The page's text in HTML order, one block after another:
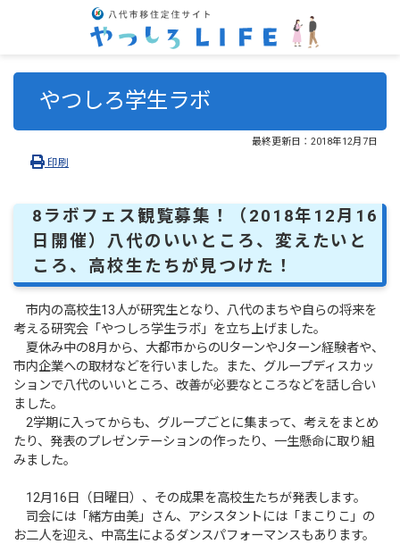
やつしろ学生ラボ
最終更新日： 2018年12月7日
印刷
8ラボフェス観覧募集！（2018年12月16
日開催）八代のいいところ、変えたいと
ころ、高校生たちが見つけた！
市内の高校生13人が研究生となり、八代のまちや自らの将来を
考える研究会「やつしろ学生ラボ」を立ち上げました。
夏休み中の8月から、大都市からのUターンやJターン経験者や、
市内企業への取材などを行いました。また、グループディスカッ
ションで八代のいいところ、改善が必要なところなどを話し合い
ました。
2学期に入ってからも、グループごとに集まって、考えをまとめ
たり、発表のプレゼンテーションの作ったり、一生懸命に取り組
みました。
12月16日（日曜日）、その成果を高校生たちが発表します。
司会には「緒方由美」さん、アシスタントには「まこりこ」の
お二人を迎え、中高生によるダンスパフォーマンスもあります。